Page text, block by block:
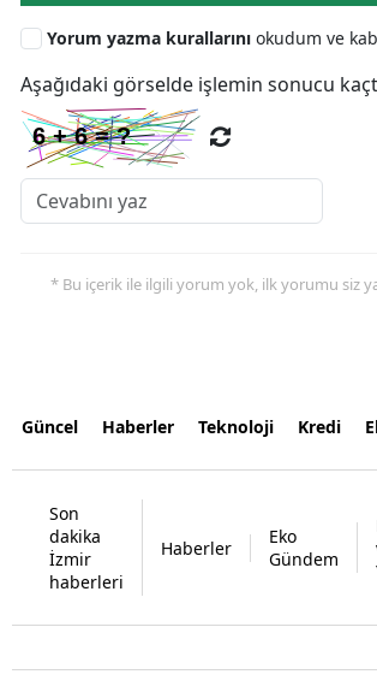
Yorum yazma kurallarını okudum ve
Aşağıdaki görselde işlemin sonucu
* Bu içerik ile ilgili yorum yok, ilk yorumu siz
Güncel Haberler Teknoloji Kredi
Son
dakika
İzmir
haberleri
Haberler
Eko
Gündem